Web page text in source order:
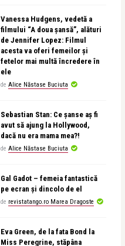
Vanessa Hudgens, vedetă a
filmului “A doua șansă”, alături
de Jennifer Lopez: Filmul
acesta va oferi femeilor și
fetelor mai multă încredere în
ele
de Alice Năstase Buciuta
Sebastian Stan: Ce șanse aș fi
avut să ajung la Hollywood,
dacă nu era mama mea?!
de Alice Năstase Buciuta
Gal Gadot – femeia fantastică
pe ecran și dincolo de el
de revistatango.ro Marea Dragoste
Eva Green, de la fata Bond la
Miss Peregrine, stăpâna